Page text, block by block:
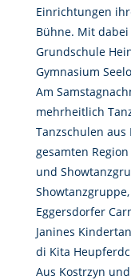
Einrichtungen
Bühne. Mit
Grundschule
Gymnasium
Am
mehrheitlich
Tanzschulen
gesamten
und
Eggersdorfer
Janines
di Kita
Aus Kostrzyn